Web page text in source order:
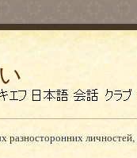
разносторонних